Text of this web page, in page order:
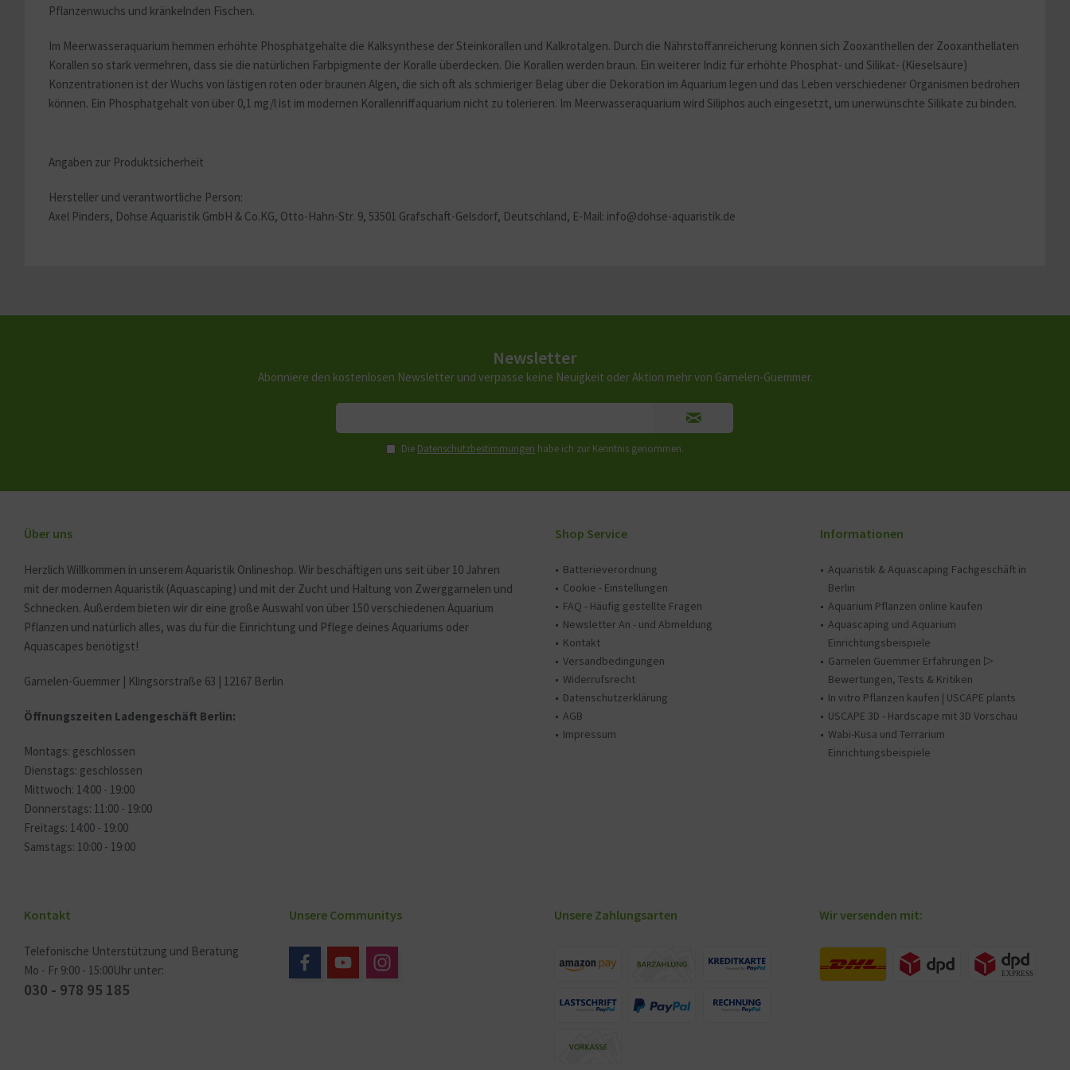
Pflanzenwuchs und kränkelnden Fischen.
Im Meerwasseraquarium hemmen erhöhte Phosphatgehalte die Kalksynthese der Steinkorallen und Kalkrotalgen. Durch die Nährstoffanreicherung können sich Zooxanthellen der Zooxanthellaten
Korallen so stark vermehren, dass sie die natürlichen Farbpigmente der Koralle überdecken. Die Korallen werden braun. Ein weiterer Indiz für erhöhte Phosphat- und Silikat- (Kieselsäure)
Konzentrationen ist der Wuchs von lästigen roten oder braunen Algen, die sich oft als schmieriger Belag über die Dekoration im Aquarium legen und das Leben verschiedener Organismen bedrohen
können. Ein Phosphatgehalt von über 0,1 mg/l ist im modernen Korallenriffaquarium nicht zu tolerieren. Im Meerwasseraquarium wird Siliphos auch eingesetzt, um unerwünschte Silikate zu binden.
Angaben zur Produktsicherheit
Hersteller und verantwortliche Person:
Axel Pinders, Dohse Aquaristik GmbH & Co.KG, Otto-Hahn-Str. 9, 53501 Grafschaft-Gelsdorf, Deutschland, E-Mail: info@dohse-aquaristik.de
Newsletter
Abonniere den kostenlosen Newsletter und verpasse keine Neuigkeit oder Aktion mehr von Garnelen-Guemmer.
Die Datenschutzbestimmungen habe ich zur Kenntnis genommen.
Über uns
Herzlich Willkommen in unserem Aquaristik Onlineshop. Wir beschäftigen uns seit über 10 Jahren
mit der modernen Aquaristik (Aquascaping) und mit der Zucht und Haltung von Zwerggarnelen und
Schnecken. Außerdem bieten wir dir eine große Auswahl von über 150 verschiedenen Aquarium
Pflanzen und natürlich alles, was du für die Einrichtung und Pflege deines Aquariums oder
Aquascapes benötigst!
Garnelen-Guemmer | Klingsorstraße 63 | 12167 Berlin
Öffnungszeiten Ladengeschäft Berlin:
Montags: geschlossen
Dienstags: geschlossen
Mittwoch: 14:00 - 19:00
Donnerstags: 11:00 - 19:00
Freitags: 14:00 - 19:00
Samstags: 10:00 - 19:00
Shop Service
Batterieverordnung
Cookie - Einstellungen
FAQ - Häufig gestellte Fragen
Newsletter An - und Abmeldung
Kontakt
Versandbedingungen
Widerrufsrecht
Datenschutzerklärung
AGB
Impressum
Informationen
Aquaristik & Aquascaping Fachgeschäft in
Berlin
Aquarium Pflanzen online kaufen
Aquascaping und Aquarium
Einrichtungsbeispiele
Garnelen Guemmer Erfahrungen ▷
Bewertungen, Tests & Kritiken
In vitro Pflanzen kaufen | USCAPE plants
USCAPE 3D - Hardscape mit 3D Vorschau
Wabi-Kusa und Terrarium
Einrichtungsbeispiele
Kontakt
Telefonische Unterstützung und Beratung
Mo - Fr 9:00 - 15:00Uhr unter:
030 - 978 95 185
Unsere Communitys Unsere Zahlungsarten Wir versenden mit:
Sonstige